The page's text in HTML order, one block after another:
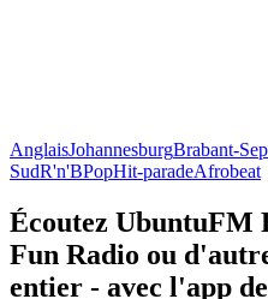
AnglaisJohannesburgBrabant-
SudR'n'BPopHit-paradeAfrobeat
Écoutez UbuntuFM
Fun Radio ou
entier - avec l'app